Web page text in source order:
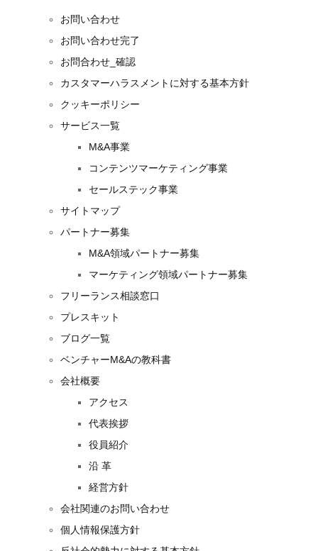
お問い合わせ
お問い合わせ完了
お問合わせ_確認
カスタマーハラスメントに対する基本方針
クッキーポリシー
サービス一覧
M&A事業
コンテンツマーケティング事業
セールステック事業
サイトマップ
パートナー募集
M&A領域パートナー募集
マーケティング領域パートナー募集
フリーランス相談窓口
プレスキット
ブログ一覧
ベンチャーM&Aの教科書
会社概要
アクセス
代表挨拶
役員紹介
沿 革
経営方針
会社関連のお問い合わせ
個人情報保護方針